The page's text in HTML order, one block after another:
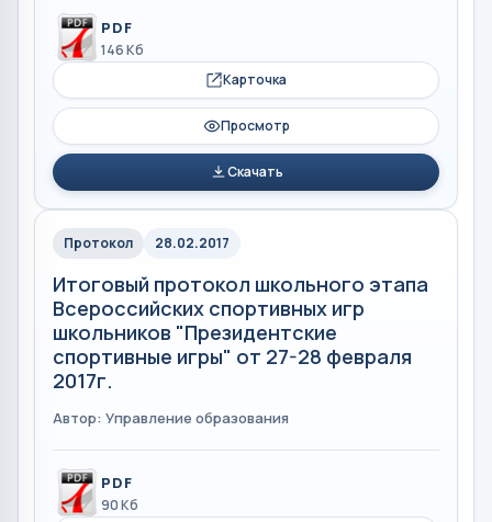
PDF
146 Кб
Карточка
Просмотр
Скачать
Протокол 28.02.2017
Итоговый протокол школьного этапа
Всероссийских спортивных игр
школьников "Президентские
спортивные игры" от 27-28 февраля
2017г.
Автор: Управление образования
PDF
90 Кб